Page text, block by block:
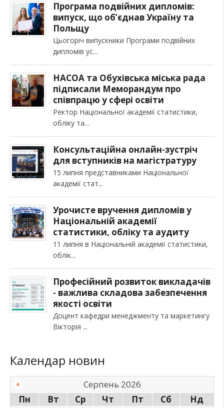
Програма подвійних дипломів:
випуск, що об’єднав Україну та
Польщу
Цьогоріч випускники Програми подвійних
дипломів ус
НАСОА та Обухівська міська рада
підписали Меморандум про
співпрацю у сфері освіти
Ректор Національної академії статистики,
обліку та
Консультаційна онлайн-зустріч
для вступників на магістратуру
15 липня представниками Національної
академії стат
Урочисте вручення дипломів у
Національній академії
статистики, обліку та аудиту
11 липня в Національній академії статистики,
облік
Професійний розвиток викладачів
- важлива складова забезпечення
якості освіти
Доцент кафедри менеджменту та маркетингу
Вікторія
Календар новин
Серпень 2026
Пн
Вт Ср Чт Пт Сб
Нд